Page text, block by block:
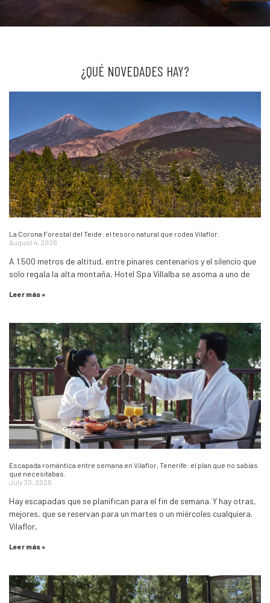
¿QUÉ NOVEDADES HAY?
La Corona Forestal del Teide: el tesoro natural que rodea Vilaflor.
August 4, 2026
A 1.500 metros de altitud, entre pinares centenarios y el silencio que
solo regala la alta montaña, Hotel Spa Villalba se asoma a uno de
Leer más »
Escapada romántica entre semana en Vilaflor, Tenerife: el plan que no sabías
que necesitabas.
July 30, 2026
Hay escapadas que se planifican para el fin de semana. Y hay otras,
mejores, que se reservan para un martes o un miércoles cualquiera.
Vilaflor,
Leer más »